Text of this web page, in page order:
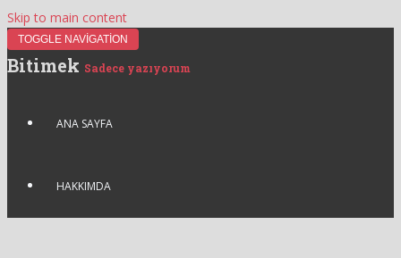
Skip to main content
TOGGLE NAVIGATION
Bitimek Sadece yazıyorum
ANA SAYFA
HAKKIMDA